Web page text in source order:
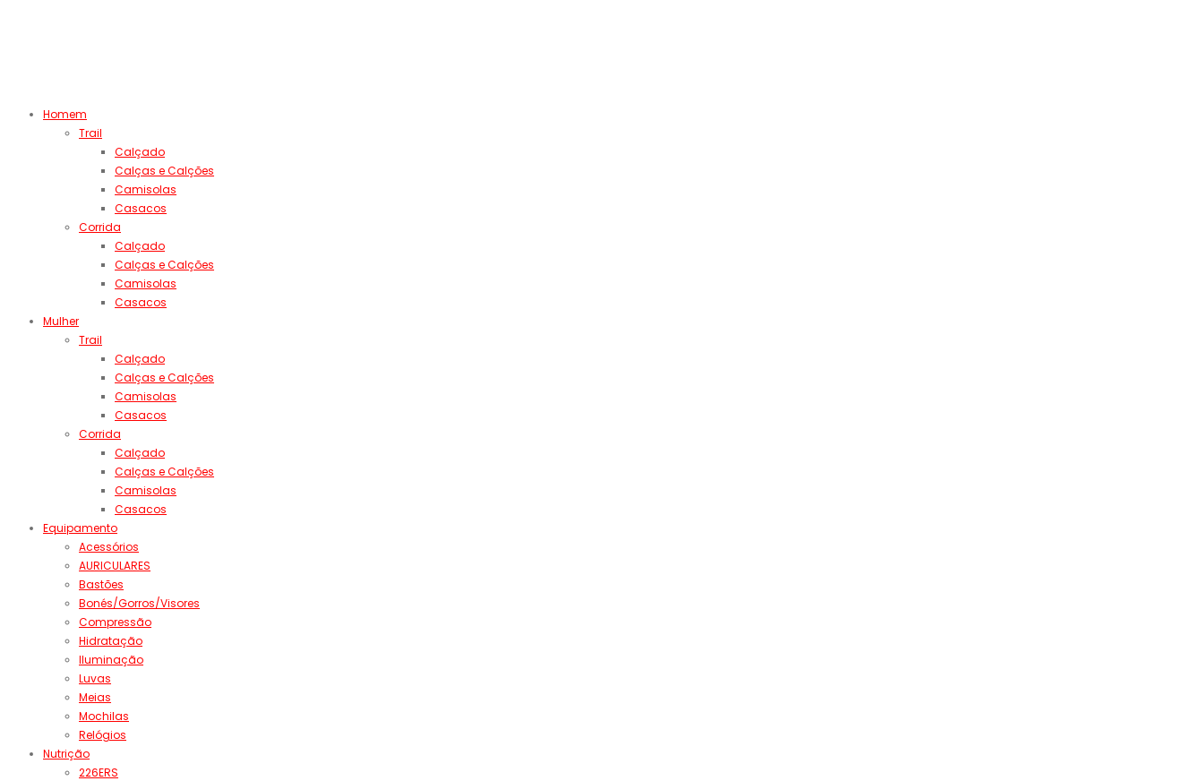
Homem
Trail
Calçado
Calças e Calções
Camisolas
Casacos
Corrida
Calçado
Calças e Calções
Camisolas
Casacos
Mulher
Trail
Calçado
Calças e Calções
Camisolas
Casacos
Corrida
Calçado
Calças e Calções
Camisolas
Casacos
Equipamento
Acessórios
AURICULARES
Bastões
Bonés/Gorros/Visores
Compressão
Hidratação
Iluminação
Luvas
Meias
Mochilas
Relógios
Nutrição
226ERS